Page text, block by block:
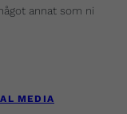
annat som ni
MEDIA